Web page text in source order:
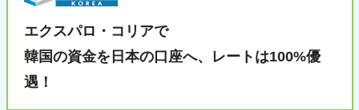
エクスパロ・コリアで
韓国の資金を日本の口座へ、
レートは100%優
遇！